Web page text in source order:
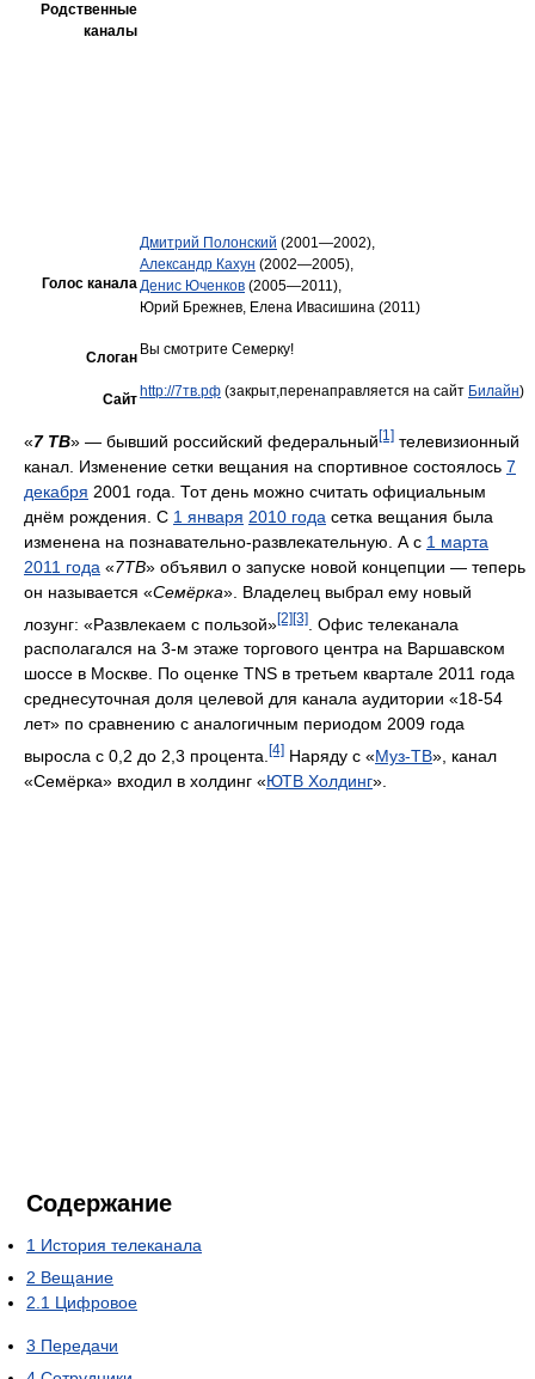
Родственные
каналы
Голос канала
Дмитрий Полонский (2001—2002),
Александр Кахун (2002—2005),
Денис Юченков (2005—2011),
Юрий Брежнев, Елена Ивасишина (2011)
Слоган Вы смотрите Семерку!
Сайт http://7тв.рф (закрыт,перенаправляется на сайт Билайн)
«7 ТВ» — бывший российский федеральный[1] телевизионный
канал. Изменение сетки вещания на спортивное состоялось 7
декабря 2001 года. Тот день можно считать официальным
днём рождения. С 1 января 2010 года сетка вещания была
изменена на познавательно-развлекательную. А с 1 марта
2011 года «7ТВ» объявил о запуске новой концепции — теперь
он называется «Семёрка». Владелец выбрал ему новый
лозунг: «Развлекаем с пользой»[2][3]
. Офис телеканала
располагался на 3-м этаже торгового центра на Варшавском
шоссе в Москве. По оценке TNS в третьем квартале 2011 года
среднесуточная доля целевой для канала аудитории «18-54
лет» по сравнению с аналогичным периодом 2009 года
выросла с 0,2 до 2,3 процента. [4] Наряду с «Муз-ТВ», канал
«Семёрка» входил в холдинг «ЮТВ Холдинг».
Содержание
1 История телеканала
2 Вещание
2.1 Цифровое
3 Передачи